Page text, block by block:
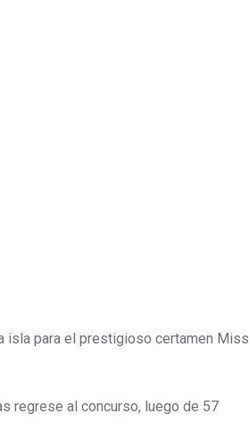
isla para el prestigioso certamen Miss
regrese al concurso, luego de 57